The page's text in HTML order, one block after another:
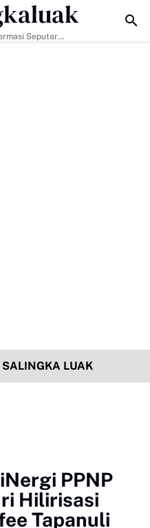
Perkuat Nilai Empat
Seputar
SALINGKA LUAK
PPNP
Hilirisasi
Tapanuli